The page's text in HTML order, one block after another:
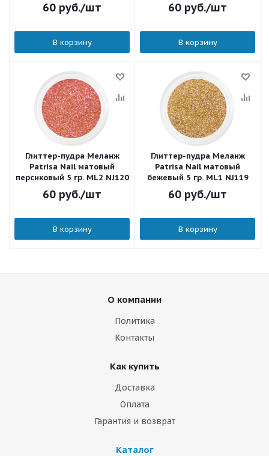
60 руб./шт
В корзину
60 руб./шт
В корзину
Глиттер-пудра Меланж
Patrisa Nail матовый
персиковый 5 гр. ML2 NJ120
60 руб./шт
В корзину
Глиттер-пудра Меланж
Patrisa Nail матовый
бежевый 5 гр. ML1 NJ119
60 руб./шт
В корзину
О компании
Политика
Контакты
Как купить
Доставка
Оплата
Гарантия и возврат
Каталог